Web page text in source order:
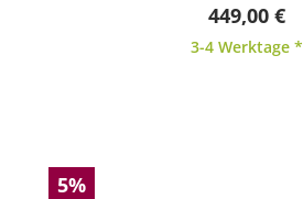
449,00 €
3-4 Werktage *
5%